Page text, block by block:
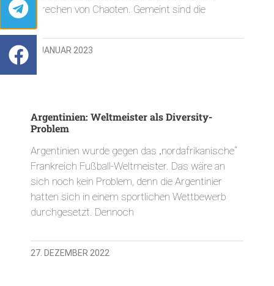
sprechen von Chaoten. Gemeint sind die
3. JANUAR 2023
Argentinien: Weltmeister als Diversity-
Problem
Argentinien wurde gegen das „nordafrikanische“
Frankreich Fußball-Weltmeister. Das wäre an
sich noch kein Problem, denn die Argentinier
hatten sich in einem sportlichen Wettbewerb
durchgesetzt. Dennoch
27. DEZEMBER 2022